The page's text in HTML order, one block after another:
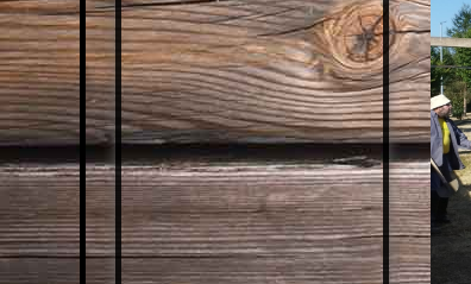
ARTIKEL UND BILDER AUS
DEN 80ERN
ARTIKEL UND BILDER AUS
DEN 70ERN